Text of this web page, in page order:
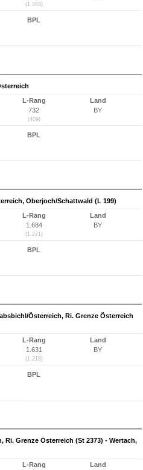
(1.344)
BPL
L-Rang
732
(409)
Land
BY
BPL
Oberjoch/Schattwald (L 199)
L-Rang
1.684
(1.271)
Land
BY
BPL
Österreich, Ri. Grenze Österreich
L-Rang
1.631
(1.218)
Land
BY
BPL
Grenze Österreich (St 2373) - Wertach,
L-Rang
Land